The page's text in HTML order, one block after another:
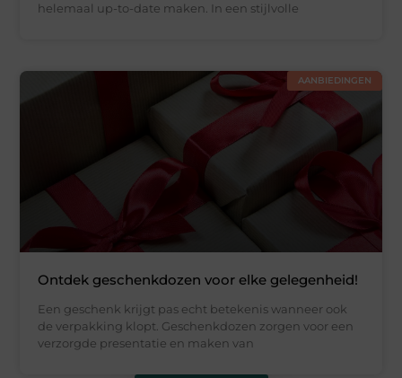
helemaal up-to-date maken. In een stijlvolle
AANBIEDINGEN
Ontdek geschenkdozen voor elke gelegenheid!
Een geschenk krijgt pas echt betekenis wanneer ook
de verpakking klopt. Geschenkdozen zorgen voor een
verzorgde presentatie en maken van